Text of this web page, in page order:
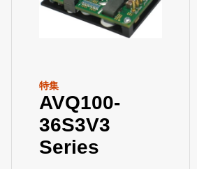
特集
AVQ100-
36S3V3
Series